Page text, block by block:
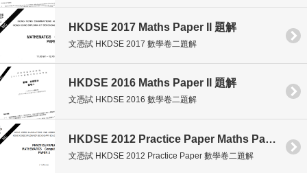
HKDSE 2017 Maths Paper II 題解
文憑試 HKDSE 2017 數學卷二題解
HKDSE 2016 Maths Paper II 題解
文憑試 HKDSE 2016 數學卷二題解
HKDSE 2012 Practice Paper Maths Paper II 題解
文憑試 HKDSE 2012 Practice Paper 數學卷二題解